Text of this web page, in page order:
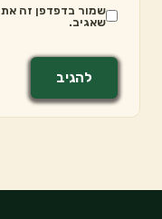
שמור בדפדפן זה
שאגיב.